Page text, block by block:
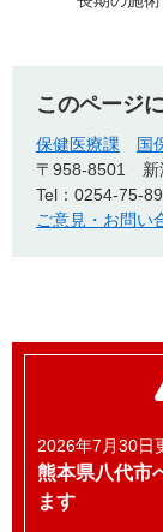
このページ
保健医療課
国
〒958-8501
Tel：0254-75-
ご意見・お問い
2026年7月30日
熊本県八代市
ます